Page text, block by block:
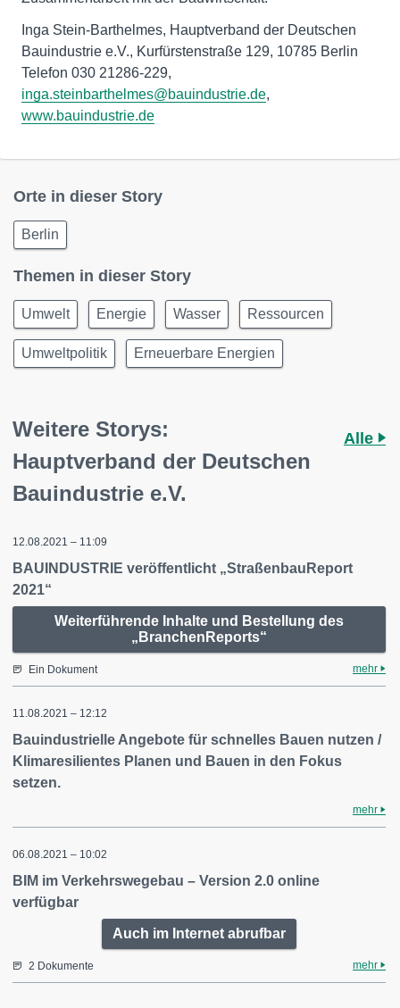
Inga Stein-Barthelmes, Hauptverband der Deutschen
Bauindustrie e.V., Kurfürstenstraße 129, 10785 Berlin
Telefon 030 21286-229,
inga.steinbarthelmes@bauindustrie.de,
www.bauindustrie.de
Orte in dieser Story
Berlin
Themen in dieser Story
Umwelt Energie Wasser Ressourcen
Umweltpolitik Erneuerbare Energien
Weitere Storys:
Hauptverband der Deutschen
Bauindustrie e.V.
Alle
12.08.2021 – 11:09
BAUINDUSTRIE veröffentlicht „StraßenbauReport
2021“
Weiterführende Inhalte und Bestellung des
„BranchenReports“
Ein Dokument mehr
11.08.2021 – 12:12
Bauindustrielle Angebote für schnelles Bauen nutzen /
Klimaresilientes Planen und Bauen in den Fokus
setzen.
mehr
06.08.2021 – 10:02
BIM im Verkehrswegebau – Version 2.0 online
verfügbar
Auch im Internet abrufbar
2 Dokumente mehr